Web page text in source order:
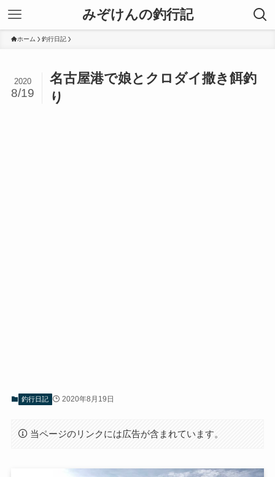
みぞけんの釣行記
ホーム 釣行日記
名古屋港で娘とクロダイ撒き餌釣
り
2020
8/19
釣行日記 2020年8月19日
当ページのリンクには広告が含まれています。